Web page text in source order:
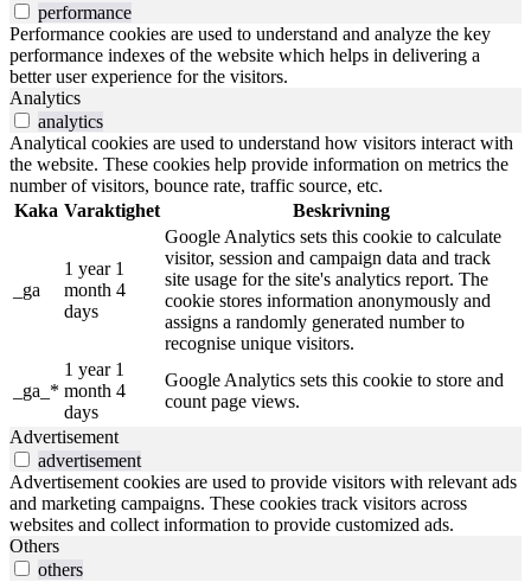
performance
Performance cookies are used to understand and analyze the key
performance indexes of the website which helps in delivering a
better user experience for the visitors.
Analytics
analytics
Analytical cookies are used to understand how visitors interact with
the website. These cookies help provide information on metrics the
number of visitors, bounce rate, traffic source, etc.
Kaka Varaktighet Beskrivning
_ga
1 year 1
month 4
days
Google Analytics sets this cookie to calculate
visitor, session and campaign data and track
site usage for the site's analytics report. The
cookie stores information anonymously and
assigns a randomly generated number to
recognise unique visitors.
_ga_*
1 year 1
month 4
days
Google Analytics sets this cookie to store and
count page views.
Advertisement
advertisement
Advertisement cookies are used to provide visitors with relevant ads
and marketing campaigns. These cookies track visitors across
websites and collect information to provide customized ads.
Others
others